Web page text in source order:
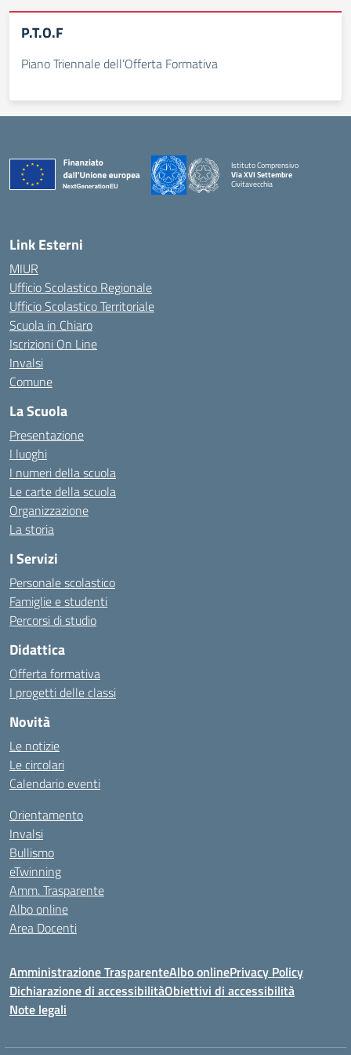
P.T.O.F
Piano Triennale dell’Offerta Formativa
Istituto Comprensivo
Via XVI Settembre
Civitavecchia
Link Esterni
MIUR
Ufficio Scolastico Regionale
Ufficio Scolastico Territoriale
Scuola in Chiaro
Iscrizioni On Line
Invalsi
Comune
La Scuola
Presentazione
I luoghi
I numeri della scuola
Le carte della scuola
Organizzazione
La storia
I Servizi
Personale scolastico
Famiglie e studenti
Percorsi di studio
Didattica
Offerta formativa
I progetti delle classi
Novità
Le notizie
Le circolari
Calendario eventi
Orientamento
Invalsi
Bullismo
eTwinning
Amm. Trasparente
Albo online
Area Docenti
Amministrazione TrasparenteAlbo onlinePrivacy Policy
Dichiarazione di accessibilitàObiettivi di accessibilità
Note legali